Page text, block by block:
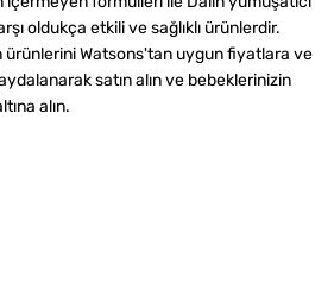
oldukça etkili ve sağlıklı ürünlerdir.
ürünlerini Watsons'tan uygun fiyatlara ve
satın alın ve bebeklerinizin
alın.